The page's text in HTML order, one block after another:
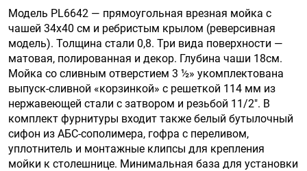
Модель PL6642 — прямоугольная врезная мойка с
чашей 34х40 см и ребристым крылом (реверсивная
модель). Толщина стали 0,8. Три вида поверхности —
матовая, полированная и декор. Глубина чаши 18см.
Мойка со сливным отверстием 3 ½» укомплектована
выпуск-сливной «корзинкой» с решеткой 114 мм из
нержавеющей стали с затвором и резьбой 11/2″. В
комплект фурнитуры входит также белый бутылочный
сифон из АБС-сополимера, гофра с переливом,
уплотнитель и монтажные клипсы для крепления
мойки к столешнице. Минимальная база для установки